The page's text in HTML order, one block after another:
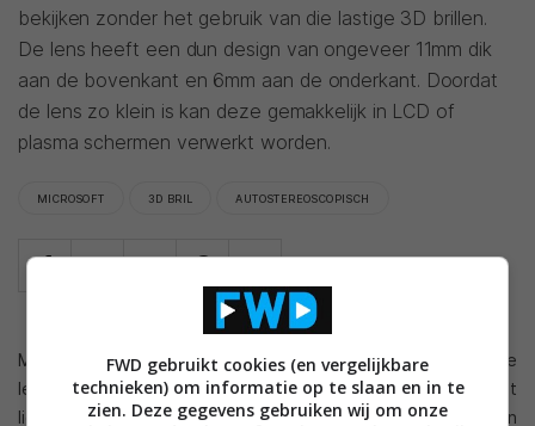
bekijken zonder het gebruik van die lastige 3D brillen.
De lens heeft een dun design van ongeveer 11mm dik
aan de bovenkant en 6mm aan de onderkant. Doordat
de lens zo klein is kan deze gemakkelijk in LCD of
plasma schermen verwerkt worden.
MICROSOFT 3D BRIL AUTOSTEREOSCOPISCH
Microsoft’s prototype 3D display dat uitgerust is met deze
lens bevat een camera die blijkbaar de kijkers volgt en het
licht stuurt en controleert door LED’s aan de onderkant van
FWD gebruikt cookies (en vergelijkbare
technieken) om informatie op te slaan en in te
zien. Deze gegevens gebruiken wij om onze